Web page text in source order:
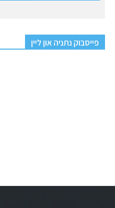
פייסבוק נתניה און ליין